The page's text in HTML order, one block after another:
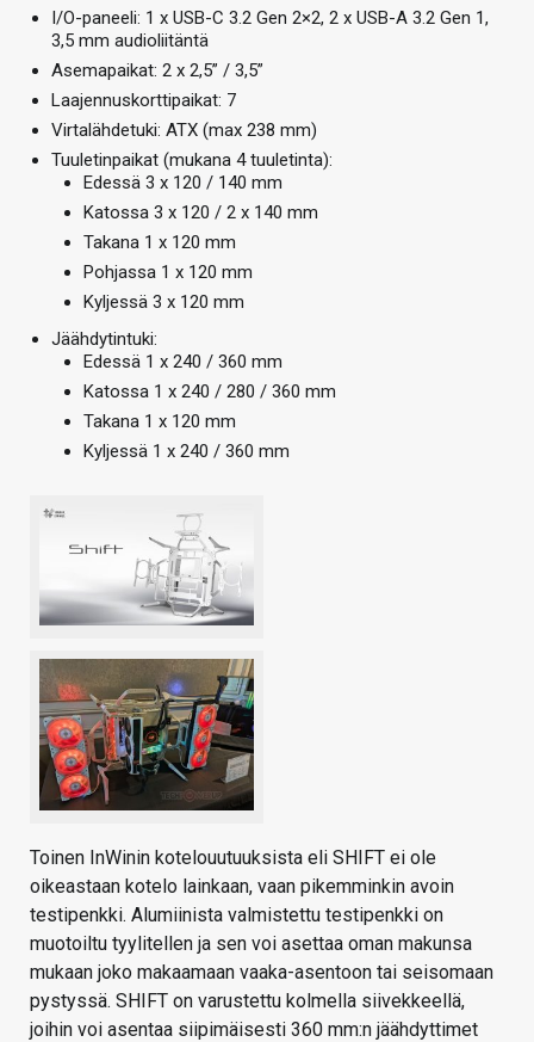
I/O-paneeli: 1 x USB-C 3.2 Gen 2×2, 2 x USB-A 3.2 Gen 1,
3,5 mm audioliitäntä
Asemapaikat: 2 x 2,5” / 3,5”
Laajennuskorttipaikat: 7
Virtalähdetuki: ATX (max 238 mm)
Tuuletinpaikat (mukana 4 tuuletinta):
Edessä 3 x 120 / 140 mm
Katossa 3 x 120 / 2 x 140 mm
Takana 1 x 120 mm
Pohjassa 1 x 120 mm
Kyljessä 3 x 120 mm
Jäähdytintuki:
Edessä 1 x 240 / 360 mm
Katossa 1 x 240 / 280 / 360 mm
Takana 1 x 120 mm
Kyljessä 1 x 240 / 360 mm
Toinen InWinin kotelouutuuksista eli SHIFT ei ole
oikeastaan kotelo lainkaan, vaan pikemminkin avoin
testipenkki. Alumiinista valmistettu testipenkki on
muotoiltu tyylitellen ja sen voi asettaa oman makunsa
mukaan joko makaamaan vaaka-asentoon tai seisomaan
pystyssä. SHIFT on varustettu kolmella siivekkeellä,
joihin voi asentaa siipimäisesti 360 mm:n jäähdyttimet